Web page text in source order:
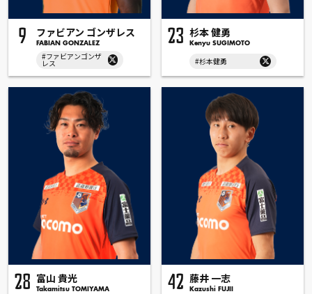
9 ファビアン ゴンザレス
FABIAN GONZALEZ
#ファビアンゴンザ
レス
23 杉本 健勇
Kenyu SUGIMOTO
#杉本健勇
28 富山 貴光
Takamitsu TOMIYAMA 42 藤井 一志
Kazushi FUJII